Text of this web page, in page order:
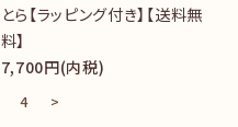
とら【ラッピング付き】【送料無
料】
7,700円(内税)
4
>